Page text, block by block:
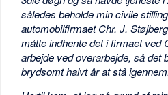
således beholde min civile
automobilfirmaet Chr. J.
måtte indhente det i firmaet ved
arbejde ved overarbejde, så det
brydsomt halvt år at stå